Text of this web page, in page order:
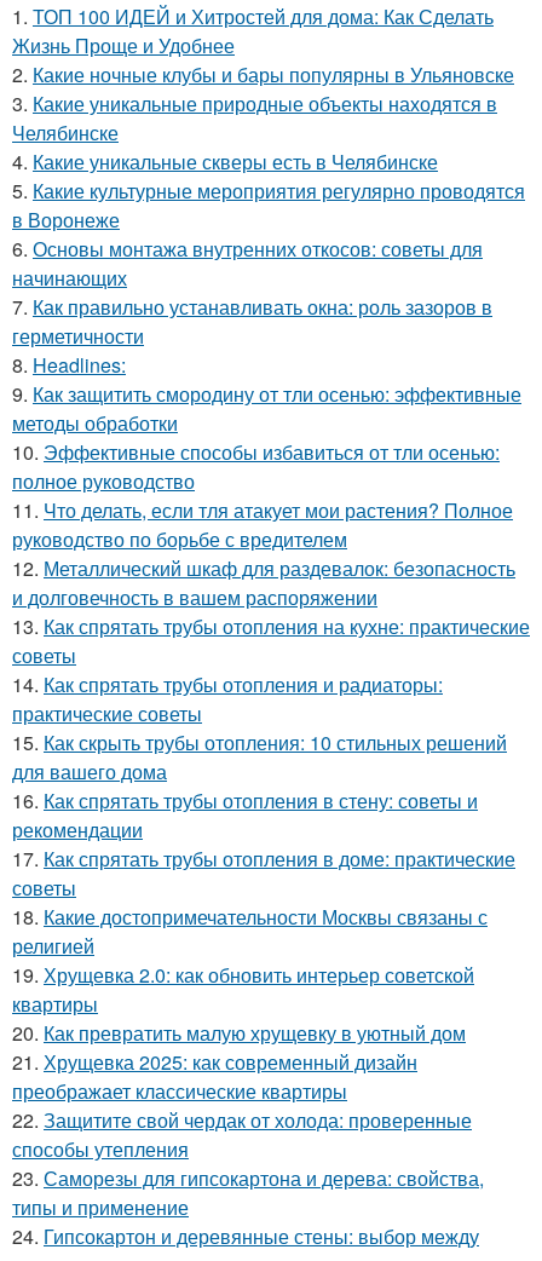
1. ТОП 100 ИДЕЙ и Хитростей для дома: Как Сделать
Жизнь Проще и Удобнее
2. Какие ночные клубы и бары популярны в Ульяновске
3. Какие уникальные природные объекты находятся в
Челябинске
4. Какие уникальные скверы есть в Челябинске
5. Какие культурные мероприятия регулярно проводятся
в Воронеже
6. Основы монтажа внутренних откосов: советы для
начинающих
7. Как правильно устанавливать окна: роль зазоров в
герметичности
8. Headlines:
9. Как защитить смородину от тли осенью: эффективные
методы обработки
10. Эффективные способы избавиться от тли осенью:
полное руководство
11. Что делать, если тля атакует мои растения? Полное
руководство по борьбе с вредителем
12. Металлический шкаф для раздевалок: безопасность
и долговечность в вашем распоряжении
13. Как спрятать трубы отопления на кухне: практические
советы
14. Как спрятать трубы отопления и радиаторы:
практические советы
15. Как скрыть трубы отопления: 10 стильных решений
для вашего дома
16. Как спрятать трубы отопления в стену: советы и
рекомендации
17. Как спрятать трубы отопления в доме: практические
советы
18. Какие достопримечательности Москвы связаны с
религией
19. Хрущевка 2.0: как обновить интерьер советской
квартиры
20. Как превратить малую хрущевку в уютный дом
21. Хрущевка 2025: как современный дизайн
преображает классические квартиры
22. Защитите свой чердак от холода: проверенные
способы утепления
23. Саморезы для гипсокартона и дерева: свойства,
типы и применение
24. Гипсокартон и деревянные стены: выбор между